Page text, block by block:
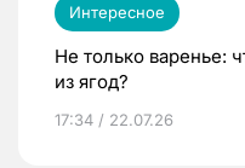
Интересное
Не только варенье:
из ягод?
17:34 / 22.07.26